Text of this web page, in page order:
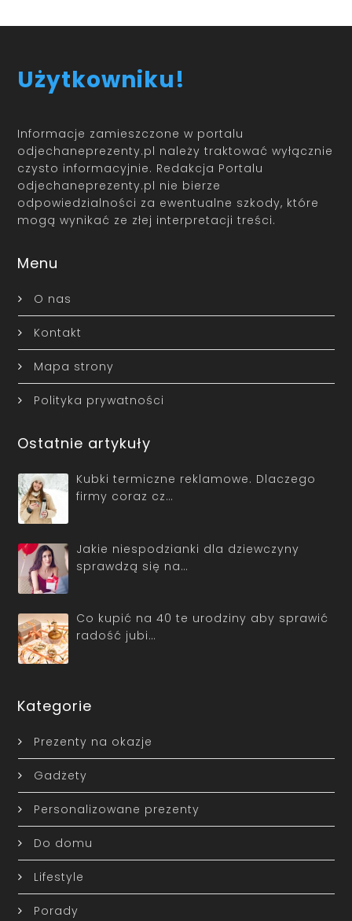
Użytkowniku!
Informacje zamieszczone w portalu
odjechaneprezenty.pl należy traktować wyłącznie
czysto informacyjnie. Redakcja Portalu
odjechaneprezenty.pl nie bierze
odpowiedzialności za ewentualne szkody, które
mogą wynikać ze złej interpretacji treści.
Menu
O nas
Kontakt
Mapa strony
Polityka prywatności
Ostatnie artykuły
Kubki termiczne reklamowe. Dlaczego
firmy coraz cz…
Jakie niespodzianki dla dziewczyny
sprawdzą się na…
Co kupić na 40 te urodziny aby sprawić
radość jubi…
Kategorie
Prezenty na okazje
Gadżety
Personalizowane prezenty
Do domu
Lifestyle
Porady